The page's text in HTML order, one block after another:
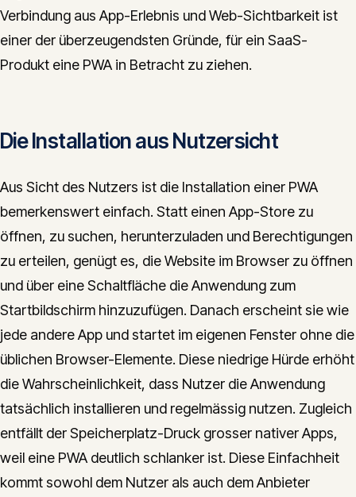
Verbindung aus App-Erlebnis und Web-Sichtbarkeit ist
einer der überzeugendsten Gründe, für ein SaaS-
Produkt eine PWA in Betracht zu ziehen.
Die Installation aus Nutzersicht
Aus Sicht des Nutzers ist die Installation einer PWA
bemerkenswert einfach. Statt einen App-Store zu
öffnen, zu suchen, herunterzuladen und Berechtigungen
zu erteilen, genügt es, die Website im Browser zu öffnen
und über eine Schaltfläche die Anwendung zum
Startbildschirm hinzuzufügen. Danach erscheint sie wie
jede andere App und startet im eigenen Fenster ohne die
üblichen Browser-Elemente. Diese niedrige Hürde erhöht
die Wahrscheinlichkeit, dass Nutzer die Anwendung
tatsächlich installieren und regelmässig nutzen. Zugleich
entfällt der Speicherplatz-Druck grosser nativer Apps,
weil eine PWA deutlich schlanker ist. Diese Einfachheit
kommt sowohl dem Nutzer als auch dem Anbieter